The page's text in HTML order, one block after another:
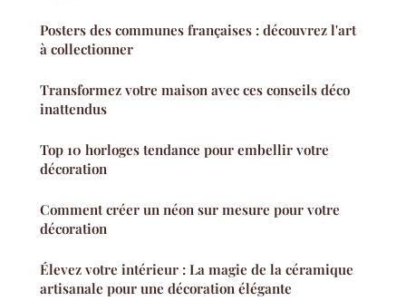
Posters des communes françaises : découvrez l'art
à collectionner
Transformez votre maison avec ces conseils déco
inattendus
Top 10 horloges tendance pour embellir votre
décoration
Comment créer un néon sur mesure pour votre
décoration
Élevez votre intérieur : La magie de la céramique
artisanale pour une décoration élégante